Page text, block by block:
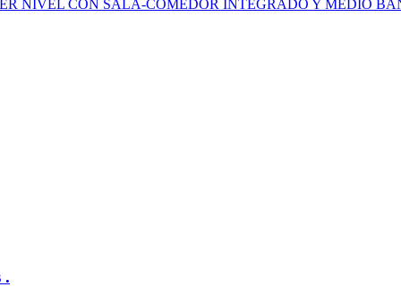
NIVEL CON SALA-COMEDOR INTEGRADO Y MEDIO
.